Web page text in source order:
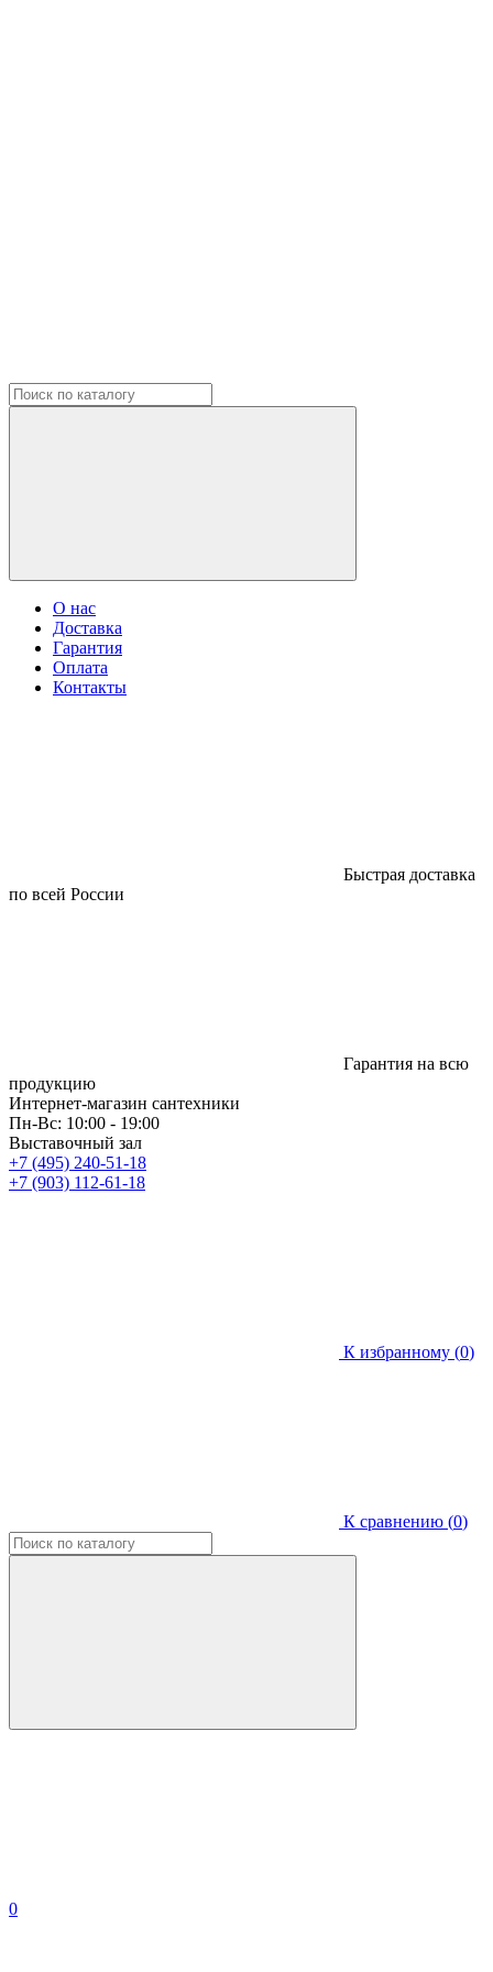
О нас
Доставка
Гарантия
Оплата
Контакты
Быстрая доставка
по всей России
Гарантия на всю
продукцию
Интернет-магазин сантехники
Пн-Вс: 10:00 - 19:00
Выставочный зал
+7 (495) 240-51-18
+7 (903) 112-61-18
К избранному (0)
К сравнению (0)
0